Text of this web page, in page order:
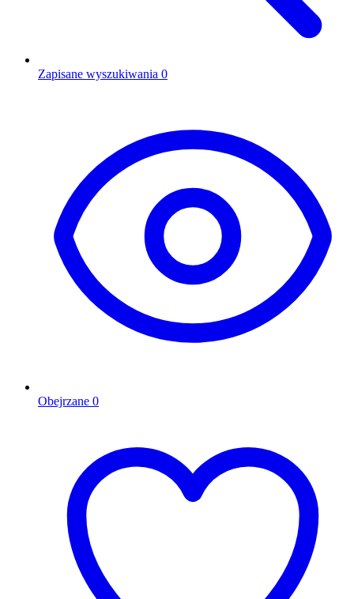
Zapisane wyszukiwania 0
Obejrzane 0